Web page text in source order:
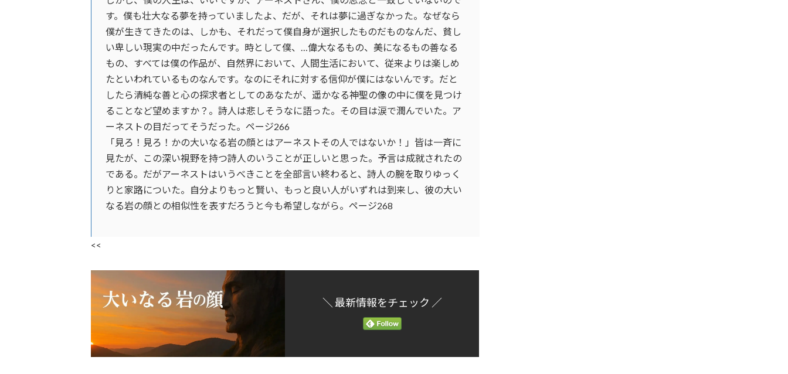
す。僕も壮大なる夢を持っていましたよ、だが、それは夢に過ぎなかった。なぜなら
僕が生きてきたのは、しかも、それだって僕自身が選択したものだものなんだ、貧し
い卑しい現実の中だったんです。時として僕、…偉大なるもの、美になるもの善なる
もの、すべては僕の作品が、自然界において、人間生活において、従来よりは楽しめ
たといわれているものなんです。なのにそれに対する信仰が僕にはないんです。だと
したら清純な善と心の探求者としてのあなたが、遥かなる神聖の像の中に僕を見つけ
ることなど望めますか？。詩人は悲しそうなに語った。その目は涙で潤んでいた。ア
ーネストの目だってそうだった。ページ266
「見ろ！見ろ！かの大いなる岩の顔とはアーネストその人ではないか！」皆は一斉に
見たが、この深い視野を持つ詩人のいうことが正しいと思った。予言は成就されたの
である。だがアーネストはいうべきことを全部言い終わると、詩人の腕を取りゆっく
りと家路についた。自分よりもっと賢い、もっと良い人がいずれは到来し、彼の大い
なる岩の顔との相似性を表すだろうと今も希望しながら。ページ268
<<
＼ 最新情報をチェック ／